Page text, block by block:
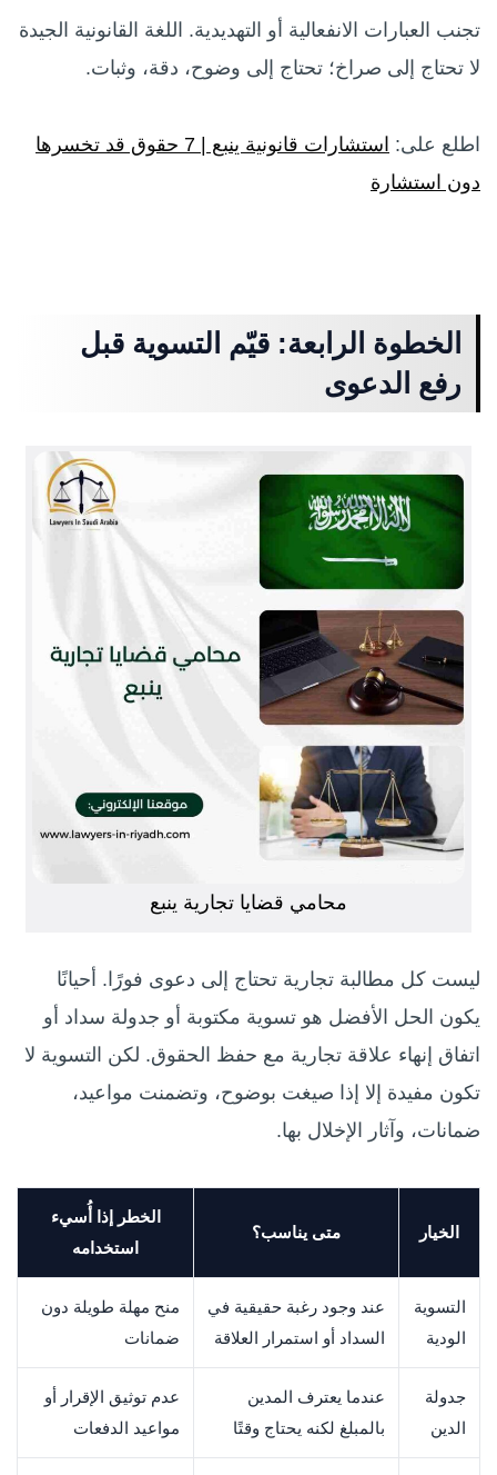
تجنب العبارات الانفعالية أو التهديدية. اللغة القانونية الجيدة
لا تحتاج إلى صراخ؛ تحتاج إلى وضوح، دقة، وثبات.
اطلع على:
استشارات قانونية ينبع | 7 حقوق قد تخسرها
دون استشارة
الخطوة الرابعة: قيّم التسوية قبل
رفع الدعوى
محامي قضايا تجارية ينبع
ليست كل مطالبة تجارية تحتاج إلى دعوى فورًا. أحيانًا
يكون الحل الأفضل هو تسوية مكتوبة أو جدولة سداد أو
اتفاق إنهاء علاقة تجارية مع حفظ الحقوق. لكن التسوية لا
تكون مفيدة إلا إذا صيغت بوضوح، وتضمنت مواعيد،
ضمانات، وآثار الإخلال بها.
الخيار متى يناسب؟
الخطر إذا أُسيء
استخدامه
التسوية
الودية
عند وجود رغبة حقيقية في
السداد أو استمرار العلاقة
منح مهلة طويلة دون
ضمانات
جدولة
الدين
عندما يعترف المدين
بالمبلغ لكنه يحتاج وقتًا
عدم توثيق الإقرار أو
مواعيد الدفعات